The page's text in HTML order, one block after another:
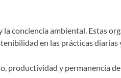
conciencia ambiental. Estas
en las prácticas
productividad y permanencia